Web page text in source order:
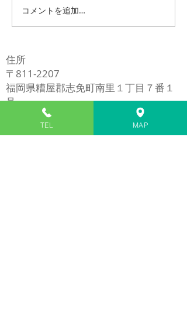
iPhone13ProMaxスピー
カー交換修理
コメントを追加…
住所
〒811-2207
福岡県糟屋郡志免町南里１丁目７番１
号
​※イオンモール福岡の近く
電話
TEL MAP